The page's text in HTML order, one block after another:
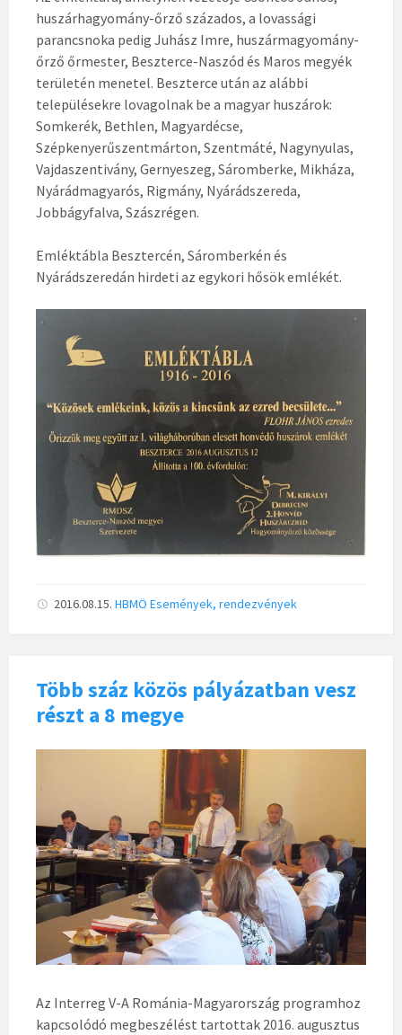
huszárhagyomány-őrző százados, a lovassági
parancsnoka pedig Juhász Imre, huszármagyomány-
őrző őrmester, Beszterce-Naszód és Maros megyék
területén menetel. Beszterce után az alábbi
településekre lovagolnak be a magyar huszárok:
Somkerék, Bethlen, Magyardécse,
Szépkenyerűszentmárton, Szentmáté, Nagynyulas,
Vajdaszentivány, Gernyeszeg, Sáromberke, Mikháza,
Nyárádmagyarós, Rigmány, Nyárádszereda,
Jobbágyfalva, Szászrégen.
Emléktábla Besztercén, Sáromberkén és
Nyárádszeredán hirdeti az egykori hősök emlékét.
2016.08.15. HBMÖ Események, rendezvények
Több száz közös pályázatban vesz
részt a 8 megye
Az Interreg V-A Románia-Magyarország programhoz
kapcsolódó megbeszélést tartottak 2016. augusztus